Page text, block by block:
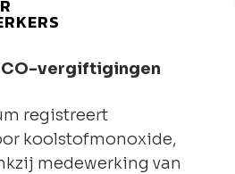
CO-vergiftigingen
registreert
koolstofmonoxide,
medewerking van